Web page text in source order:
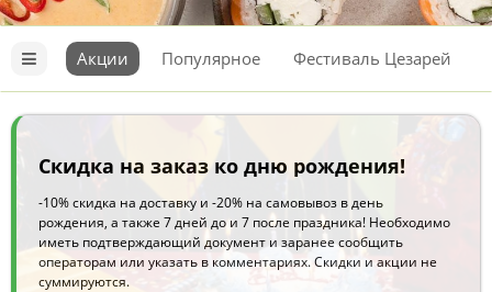
Разделы
меню
Разделы меню
Акции Популярное Фестиваль Цезарей
Меню
Ёбидоёби
Скидка на заказ ко дню рождения!
-10% скидка на доставку и -20% на самовывоз в день
рождения, а также 7 дней до и 7 после праздника! Необходимо
иметь подтверждающий документ и заранее сообщить
операторам или указать в комментариях. Скидки и акции не
суммируются.